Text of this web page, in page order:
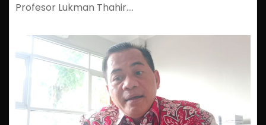
Profesor Lukman Thahir.…